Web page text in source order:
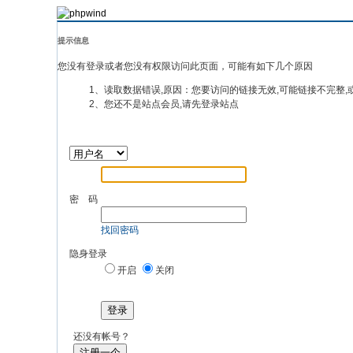
提示信息
您没有登录或者您没有权限访问此页面，可能有如下几个原因
1、读取数据错误,原因：您要访问的链接无效,可能链接不完整,
2、您还不是站点会员,请先登录站点
密 码
找回密码
隐身登录
开启
关闭
登录
还没有帐号？